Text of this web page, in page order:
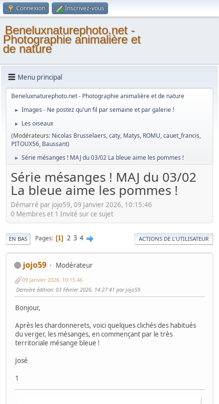
Connexion Inscrivez-vous
Beneluxnaturephoto.net -
Photographie animalière et
de nature
Menu principal
Beneluxnaturephoto.net - Photographie animalière et de nature
► Images - Ne postez qu'un fil par semaine et par galerie !
►
Les oiseaux
(Modérateurs: Nicolas Brusselaers,caty, Matys, ROMU,cauet_francis,
PITOUX56, Baussant)
► Série mésanges ! MAJ du 03/02 La bleue aime les pommes !
Série mésanges ! MAJ du 03/02
La bleue aime les pommes !
Démarré par jojo59, 09 Janvier 2026, 10:15:46
0 Membres et 1 Invité sur ce sujet
EN BAS Pages 1 2 3 4 ACTIONS DE L'UTILISATEUR
jojo59 Modérateur
09 Janvier 2026, 10:15:46
Dernière édition: 03 Février 2026, 14:27:41 par jojo59
Bonjour,
Après les chardonnerets, voici quelques clichés des habitués
du verger, les mésanges, en commençant par le très
territoriale mésange bleue !
José
1